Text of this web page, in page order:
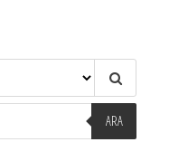
ARA